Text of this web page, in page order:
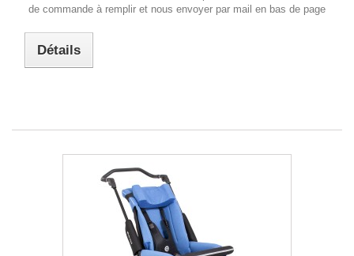
de commande à remplir et nous envoyer par mail en bas de page
Détails